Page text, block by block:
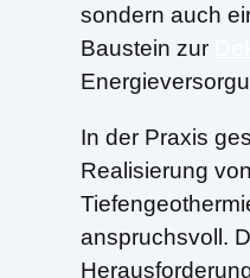
sondern auch
Baustein zur
In der Praxis
Realisierung von
anspruchsvoll.